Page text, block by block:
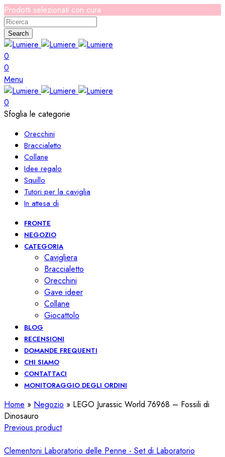
Prodotti selezionati con cura
Search
0
0
Menu
0
Sfoglia le categorie
Orecchini
Braccialetto
Collane
Idee regalo
Squillo
Tutori per la caviglia
In attesa di
FRONTE
NEGOZIO
CATEGORIA
Cavigliera
Braccialetto
Orecchini
Gave ideer
Collane
Giocattolo
BLOG
RECENSIONI
DOMANDE FREQUENTI
CHI SIAMO
CONTATTACI
MONITORAGGIO DEGLI ORDINI
Home » Negozio » LEGO Jurassic World 76968 – Fossili di
Dinosauro
Previous product
Clementoni Laboratorio delle Penne - Set di Laboratorio